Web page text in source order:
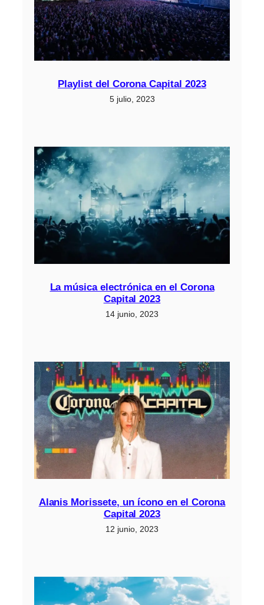
Playlist del Corona Capital 2023
5 julio, 2023
La música electrónica en el Corona
Capital 2023
14 junio, 2023
Alanis Morissete, un ícono en el Corona
Capital 2023
12 junio, 2023